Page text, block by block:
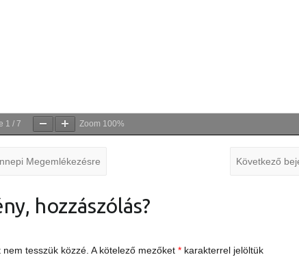
1 /7 Zoom 100%
Megemlékezésre Következő
hozzászólás?
tesszük közzé. A kötelező mezőket* karakterrel jelöltük